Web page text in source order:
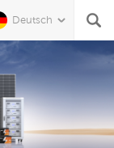
Deutsch